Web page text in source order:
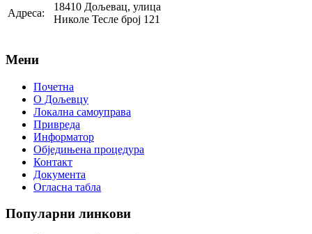
Адреса:
18410 Дољевац, улица
Николе Тесле број 121
Мени
Почетна
О Дољевцу
Локална самоуправа
Привреда
Информатор
Обједињена процедура
Контакт
Документа
Огласна табла
Популарни линкови